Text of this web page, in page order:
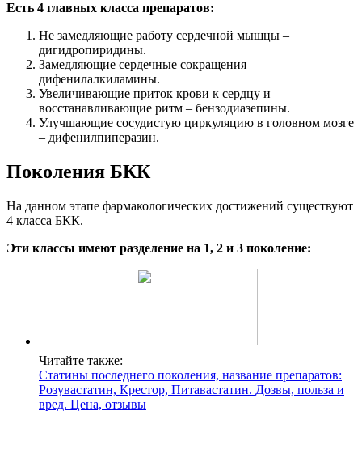
Есть 4 главных класса препаратов:
Не замедляющие работу сердечной мышцы –
дигидропиридины.
Замедляющие сердечные сокращения –
дифенилалкиламины.
Увеличивающие приток крови к сердцу и
восстанавливающие ритм – бензодиазепины.
Улучшающие сосудистую циркуляцию в головном мозге
– дифенилпиперазин.
Поколения БКК
На данном этапе фармакологических достижений существуют
4 класса БКК.
Эти классы имеют разделение на 1, 2 и 3 поколение:
Читайте также:
Статины последнего поколения, название препаратов:
Розувастатин, Крестор, Питавастатин. Дозвы, польза и
вред. Цена, отзывы